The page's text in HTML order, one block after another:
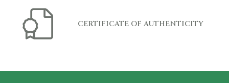
CERTIFICATE OF AUTHENTICITY